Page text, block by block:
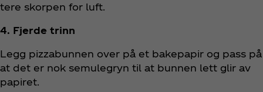
tere skorpen for luft.
4. Fjerde trinn
Legg pizzabunnen over på et bakepapir og pass på
at det er nok semulegryn til at bunnen lett glir av
papiret.